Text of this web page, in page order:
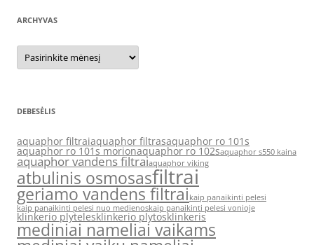
ARCHYVAS
Archyvas
DEBESĖLIS
aquaphor filtraiaquaphor filtrasaquaphor ro 101s
aquaphor ro 101s morionaquaphor ro 102saquaphor s550 kaina
aquaphor vandens filtraiaquaphor viking
atbulinis osmosasfiltrai
geriamo vandens filtraikaip panaikinti pelesi
kaip panaikinti pelesi nuo medienoskaip panaikinti pelesi vonioje
klinkerio plytelesklinkerio plytosklinkeris
mediniai nameliai vaikams